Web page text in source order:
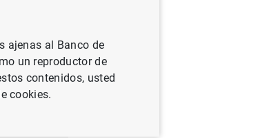
ajenas al Banco de
un reproductor de
contenidos, usted
cookies.